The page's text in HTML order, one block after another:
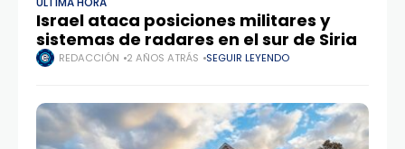
Israel ataca posiciones militares y
sistemas de radares en el sur de Siria
REDACCIÓN 2 AÑOS ATRÁS SEGUIR LEYENDO